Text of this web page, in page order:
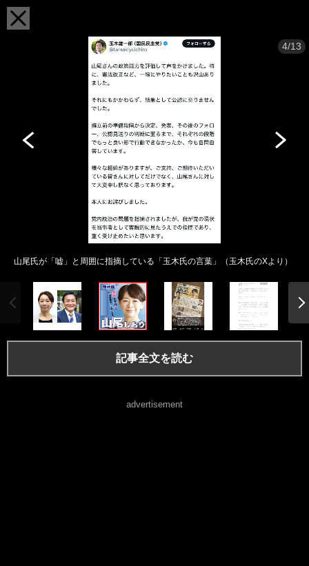
4/13
山尾氏が「嘘」と周囲に指摘している「玉木氏の言葉」（玉木氏のXより）
記事全文を読む
advertisement